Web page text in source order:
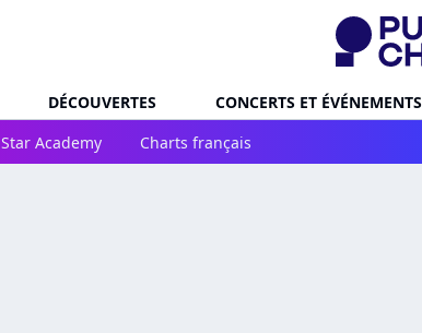
DÉCOUVERTES CONCERTS ET ÉVÉNEMENTS
Star Academy Charts français